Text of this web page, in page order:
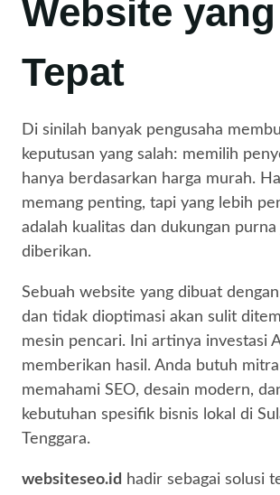
Website yang
Tepat
Di sinilah banyak pengusaha
keputusan yang salah: memilih
hanya berdasarkan harga murah.
memang penting, tapi yang lebih
adalah kualitas dan dukungan purna
diberikan.
Sebuah website yang dibuat
dan tidak dioptimasi akan sulit
mesin pencari. Ini artinya investasi
memberikan hasil. Anda butuh
memahami SEO, desain modern,
kebutuhan spesifik bisnis lokal di
Tenggara.
websiteseo.id hadir sebagai solusi